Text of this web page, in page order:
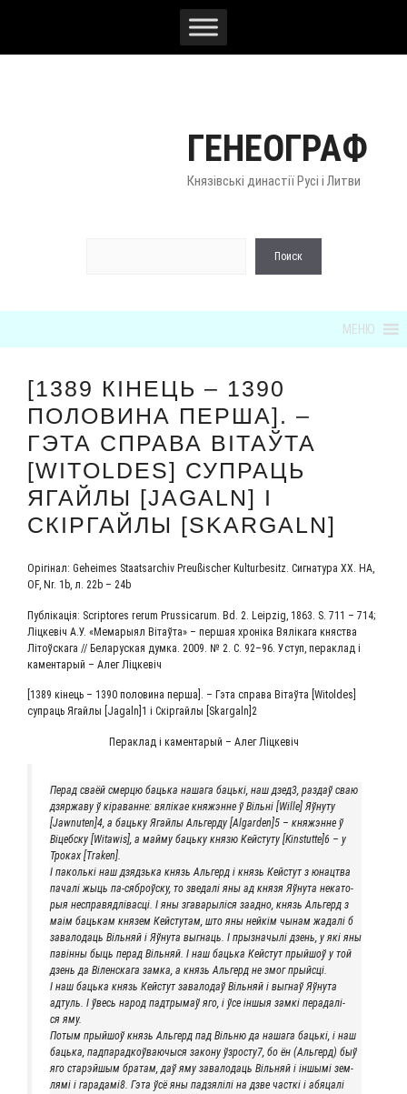
ГЕНЕОГРАФ
Князівські династії Русі і Литви
Поиск
МЕНЮ
[1389 КІНЕЦЬ – 1390
ПОЛОВИНА ПЕРША]. –
ГЭТА СПРАВА ВІТАЎТА
[WITOLDES] СУПРАЦЬ
ЯГАЙЛЫ [JAGALN] І
СКІРГАЙЛЫ [SKARGALN]
Орі­гі­нал: Geheimes Staatsarchiv Preußischer Kulturbesitz. Сиг­на­ту­ра XX. HA,
OF, Nr. 1b, л. 22b – 24b
Пуб­ліка­ція: Scriptores rerum Prussicarum. Bd. 2. Leipzig, 1863. S. 711 – 714;
Ліц­кевіч А.У. «Мема­ры­ял Вітаўта» – пер­шая хроніка Вяліка­га княст­ва
Літоўска­га // Бела­рус­кая дум­ка. 2009. № 2. С. 92–96. Уступ, перак­лад і
камен­та­рый – Алег Ліцкевіч
[1389 кіне­ць – 1390 поло­ви­на пер­ша]. – Гэта спра­ва Вітаўта [Witoldes]
супра­ць Ягай­лы [Jagaln]1 і Скір­гай­лы [Skargaln]2
Перак­лад і камен­та­рый – Алег Ліцкевіч
Перад сва­ёй смер­цю баць­ка наша­га баць­кі, наш дзед3, раз­даў сваю
дзяр­жа­ву ў кіра­ванне: вялі­кае кня­ж­энне ў Віль­ні [Wille] Яўну­ту
[Jawnuten]4, а баць­ку Ягай­лы Аль­гер­ду [Algarden]5 – кня­ж­энне ў
Віцеб­ску [Witawis], а май­му баць­ку кня­зю Кей­с­ту­ту [Kinstutte]6 – у
Тро­ках [Traken].
І паколь­кі наш дзяд­зь­ка князь Аль­герд і князь Кей­с­тут з юнацтва
пачалі жыць па-сяброўску, то зве­далі яны ад кня­зя Яўну­та нека­то­
рыя неспра­вяд­лі­вас­ці. І яны зга­ва­ры­лі­ся заад­но, князь Аль­герд з
маім баць­кам кня­зем Кей­с­ту­там, што яны ней­кім чынам жадалі б
зава­ло­да­ць Віль­няй і Яўну­та выгна­ць. І прызна­чы­лі дзень, у які яны
павін­ны быць перад Віль­няй. І наш баць­ка Кей­с­тут прый­шоў у той
дзень да Вілен­ска­га зам­ка, а князь Аль­герд не змог прыйсці.
І наш баць­ка князь Кей­с­тут зава­ло­даў Віль­няй і выгнаў Яўну­та
адтуль. І ўвесь народ пад­т­ры­маў яго, і ўсе іншыя зам­кі пера­далі­
ся яму.
Потым прый­шоў князь Аль­герд пад Віль­ню да наша­га баць­кі, і наш
баць­ка, пад­па­рад­коў­ва­ю­чы­ся зако­ну ўзросту7, бо ён (Аль­герд) быў
яго стар­эй­шым бра­там, даў яму зава­ло­да­ць Віль­няй і іншы­мі зем­
ля­мі і гарадамі8. Гэта ўсё яны пад­зя­лілі на дзве част­кі і абя­ца­лі